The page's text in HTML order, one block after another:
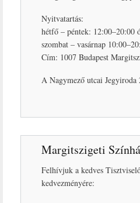
Nyitvatartás:
hétfő – péntek: 12:00–20:00
szombat – vasárnap
Cím: 1007 Budapest
A Nagymező utcai
Margitszigeti
Felhívjuk a kedves
kedvezményére: